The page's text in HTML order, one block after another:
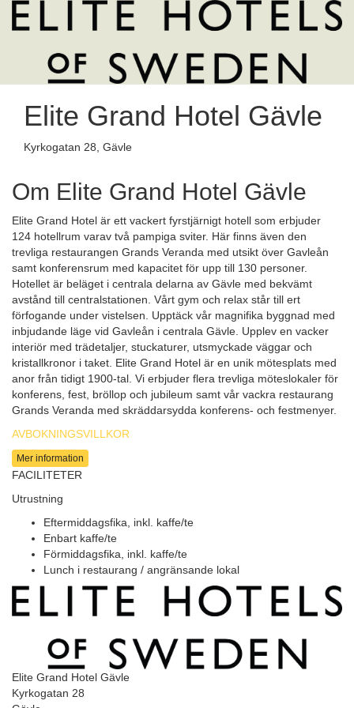
Elite Grand Hotel Gävle
Kyrkogatan 28, Gävle
Om Elite Grand Hotel Gävle
Elite Grand Hotel är ett vackert fyrstjärnigt hotell som erbjuder
124 hotellrum varav två pampiga sviter. Här finns även den
trevliga restaurangen Grands Veranda med utsikt över Gavleån
samt konferensrum med kapacitet för upp till 130 personer.
Hotellet är beläget i centrala delarna av Gävle med bekvämt
avstånd till centralstationen. Vårt gym och relax står till ert
förfogande under vistelsen. Upptäck vår magnifika byggnad med
inbjudande läge vid Gavleån i centrala Gävle. Upplev en vacker
interiör med trädetaljer, stuckaturer, utsmyckade väggar och
kristallkronor i taket. Elite Grand Hotel är en unik mötesplats med
anor från tidigt 1900-tal. Vi erbjuder flera trevliga möteslokaler för
konferens, fest, bröllop och jubileum samt vår vackra restaurang
Grands Veranda med skräddarsydda konferens- och festmenyer.
AVBOKNINGSVILLKOR
Mer information
FACILITETER
Utrustning
Eftermiddagsfika, inkl. kaffe/te
Enbart kaffe/te
Förmiddagsfika, inkl. kaffe/te
Lunch i restaurang / angränsande lokal
Elite Grand Hotel Gävle
Kyrkogatan 28